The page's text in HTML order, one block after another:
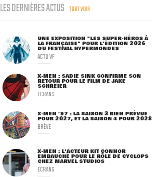
LES DERNIÈRES ACTUS TOUT VOIR
UNE EXPOSITION "LES SUPER-HÉROS À
LA FRANÇAISE" POUR L'ÉDITION 2026
DU FESTIVAL HYPERMONDES
ACTU VF
X-MEN : SADIE SINK CONFIRME SON
RETOUR POUR LE FILM DE JAKE
SCHREIER
ECRANS
X-MEN '97 : LA SAISON 3 BIEN PRÉVUE
POUR 2027, ET LA SAISON 4 POUR 2028
BRÈVE
X-MEN : L'ACTEUR KIT CONNOR
EMBAUCHÉ POUR LE RÔLE DE CYCLOPS
CHEZ MARVEL STUDIOS
ECRANS